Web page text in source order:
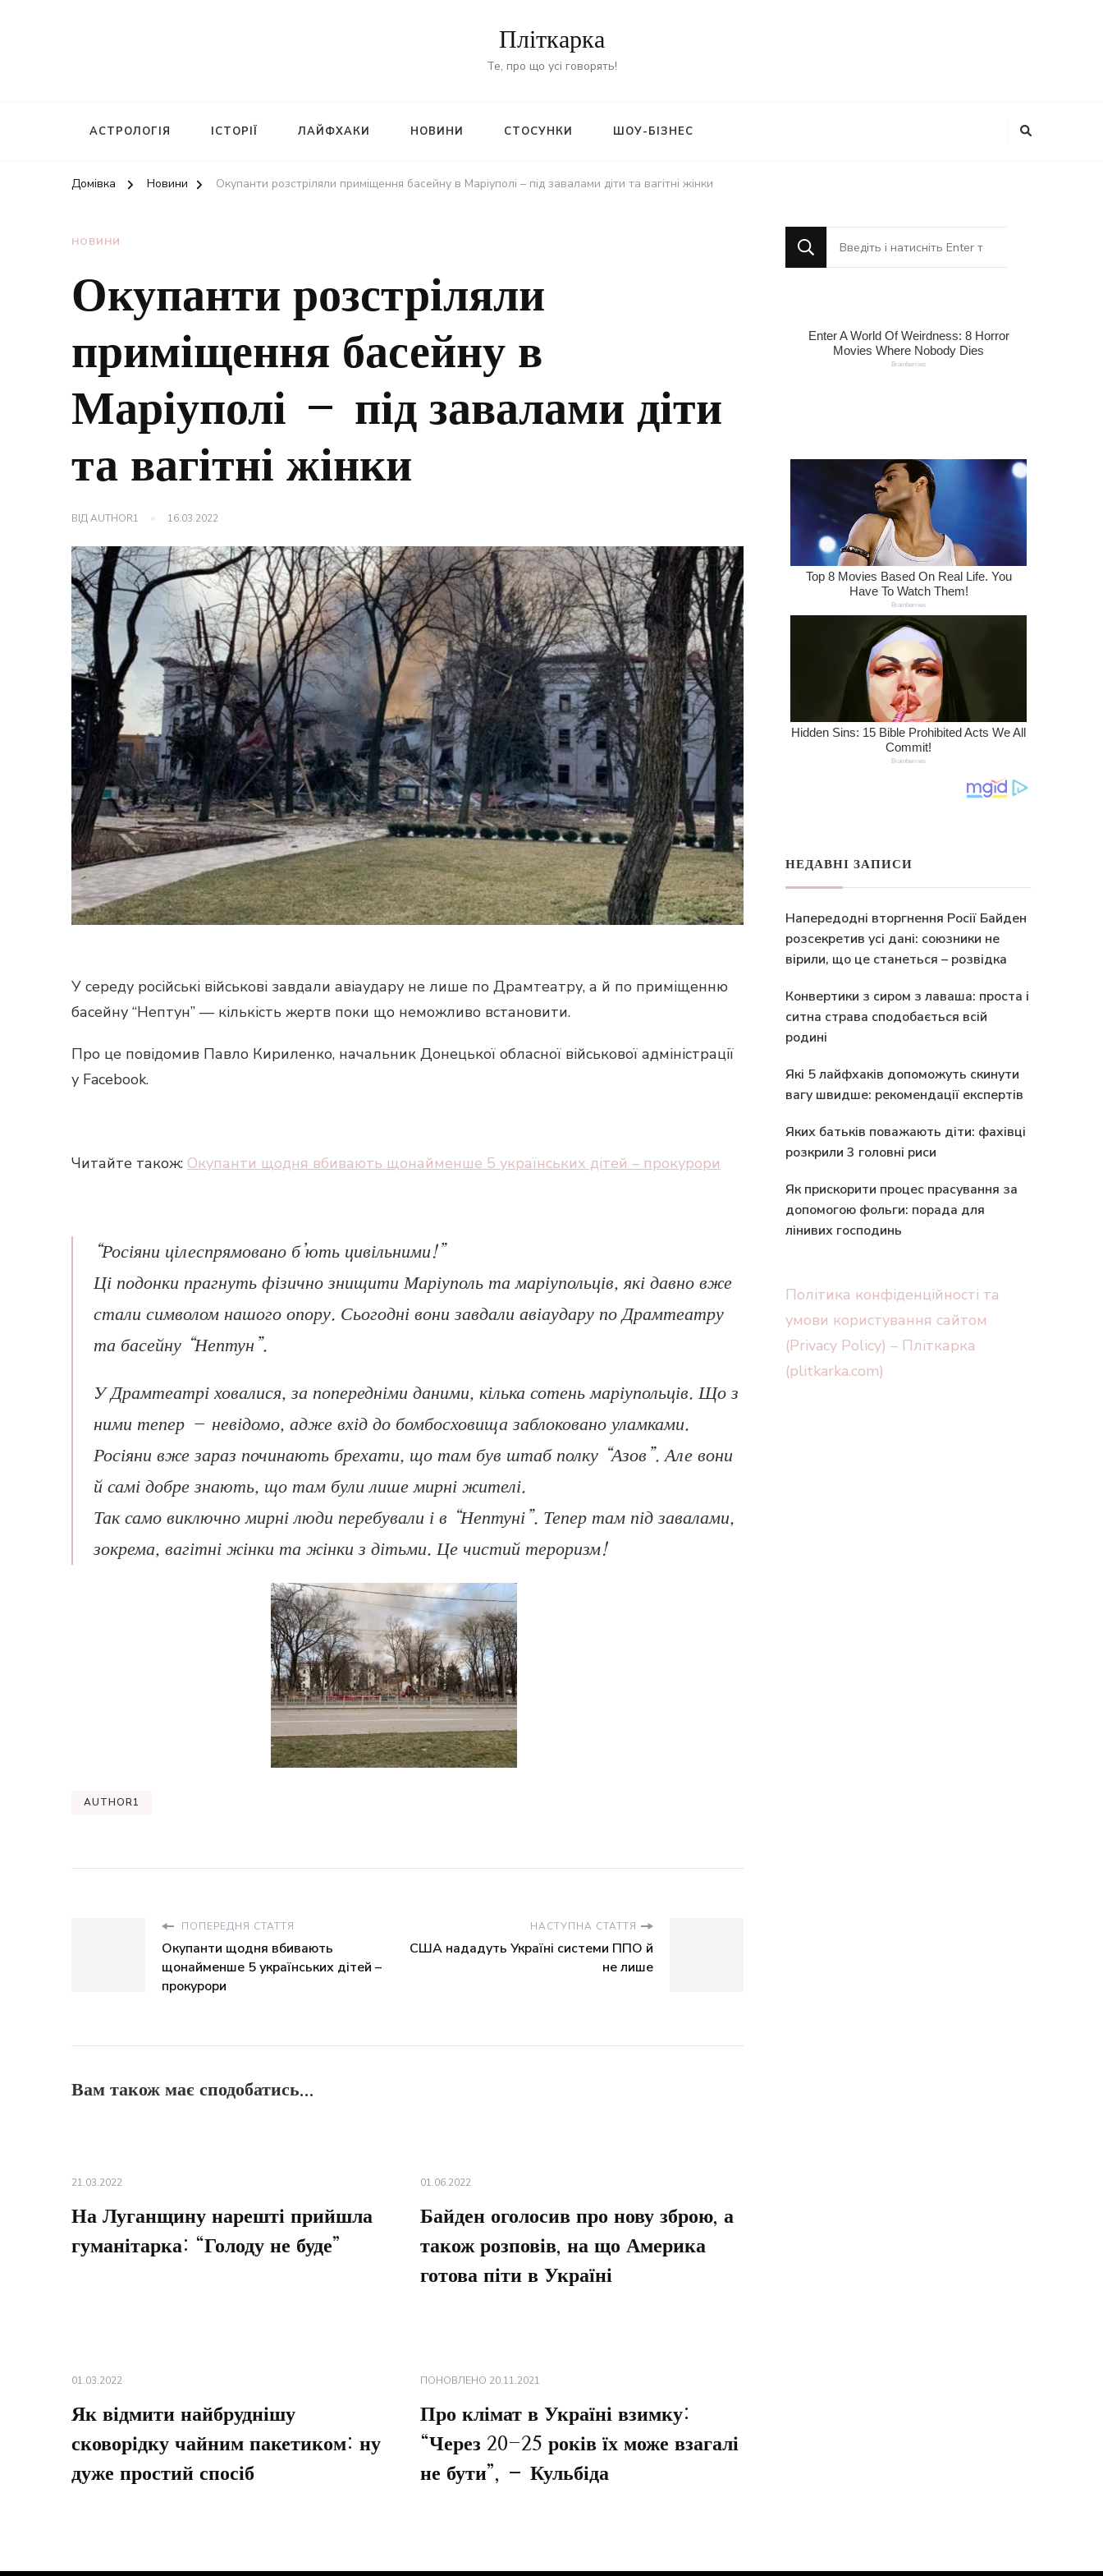
Пліткарка
Те, про що усі говорять!
АСТРОЛОГІЯ ІСТОРІЇ ЛАЙФХАКИ НОВИНИ СТОСУНКИ ШОУ-БІЗНЕС
Домівка Новини Окупанти розстріляли приміщення басейну в Маріуполі – під завалами діти та вагітні жінки
НОВИНИ
Окупанти розстріляли
приміщення басейну в
Маріуполі – під завалами діти
та вагітні жінки
ВІДAUTHOR1 16.03.2022
У середу російські військові завдали авіаудару не лише по Драмтеатру, а й по приміщенню
басейну “Нептун” — кількість жертв поки що неможливо встановити.
Про це повідомив Павло Кириленко, начальник Донецької обласної військової адміністрації
у Facebook.
Читайте також: Окупанти щодня вбивають щонайменше 5 українських дітей – прокурори
“Росіяни цілеспрямовано б’ють цивільними!”
Ці подонки прагнуть фізично знищити Маріуполь та маріупольців, які давно вже
стали символом нашого опору. Сьогодні вони завдали авіаудару по Драмтеатру
та басейну “Нептун”.
У Драмтеатрі ховалися, за попередніми даними, кілька сотень маріупольців. Що з
ними тепер – невідомо, адже вхід до бомбосховища заблоковано уламками.
Росіяни вже зараз починають брехати, що там був штаб полку “Азов”. Але вони
й самі добре знають, що там були лише мирні жителі.
Так само виключно мирні люди перебували і в “Нептуні”. Тепер там під завалами,
зокрема, вагітні жінки та жінки з дітьми. Це чистий тероризм!
AUTHOR1
ПОПЕРЕДНЯ СТАТТЯ
Окупанти щодня вбивають
щонайменше 5 українських дітей –
прокурори
НАСТУПНА СТАТТЯ
США нададуть Україні системи ППО й
не лише
Вам також має сподобатись...
21.03.2022
На Луганщину нарешті прийшла
гуманітарка: “Голоду не буде”
01.06.2022
Байден оголосив про нову зброю, а
також розповів, на що Америка
готова піти в Україні
01.03.2022
Як відмити найбруднішу
сковорідку чайним пакетиком: ну
дуже простий спосіб
ПОНОВЛЕНО 20.11.2021
Про клімат в Україні взимку:
“Через 20-25 років їх може взагалі
не бути”, – Кульбіда
Шукаєте
щось?
НЕДАВНІ ЗАПИСИ
Напередодні вторгнення Росії Байден
розсекретив усі дані: союзники не
вірили, що це станеться – розвідка
Конвертики з сиром з лаваша: проста і
ситна страва сподобається всій
родині
Які 5 лайфхаків допоможуть скинути
вагу швидше: рекомендації експертів
Яких батьків поважають діти: фахівці
розкрили 3 головні риси
Як прискорити процес прасування за
допомогою фольги: порада для
лінивих господинь
Політика конфіденційності та
умови користування сайтом
(Privacy Policy) – Пліткарка
(plitkarka.com)